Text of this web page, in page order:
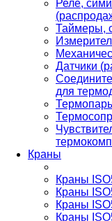
Реле,
Таймеры,
Датчики
для
Краны
Краны
Краны
Краны
Краны